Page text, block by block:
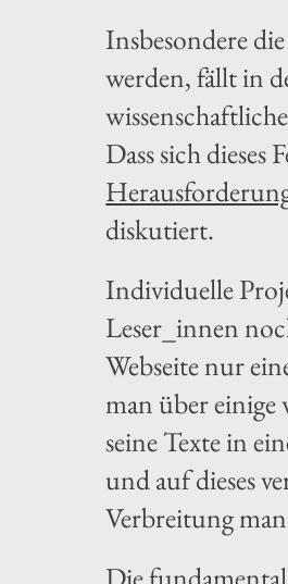
Insbesondere
werden, fällt in
Dass sich
diskutiert.
Individuelle
Leser_innen
Webseite nur
man über einige
seine Texte in
und auf dieses
Verbreitung